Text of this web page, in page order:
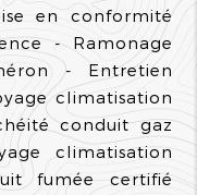
en conformité
Ramonage
Entretien
climatisation
conduit gaz
climatisation
fumée certifié